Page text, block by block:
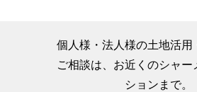
個人様・法人様の土地活用
ご相談は、お近くのシャー
ションまで。